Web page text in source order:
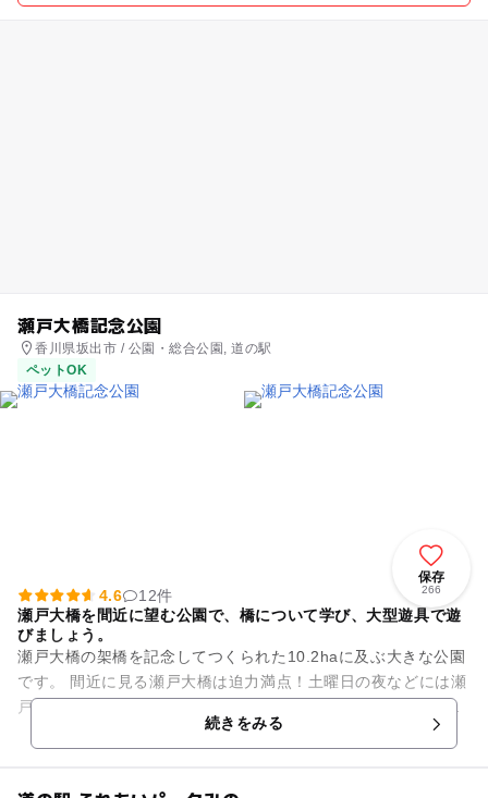
瀬戸大橋記念公園
香川県坂出市 / 公園・総合公園, 道の駅
ペットOK
保存
266
4.6
12件
瀬戸大橋を間近に望む公園で、橋について学び、大型遊具で遊
びましょう。
瀬戸大橋の架橋を記念してつくられた10.2haに及ぶ大きな公園
です。 間近に見る瀬戸大橋は迫力満点！土曜日の夜などには瀬
戸大橋がライトアップされることも。園内の「瀬戸大橋記念
続きをみる